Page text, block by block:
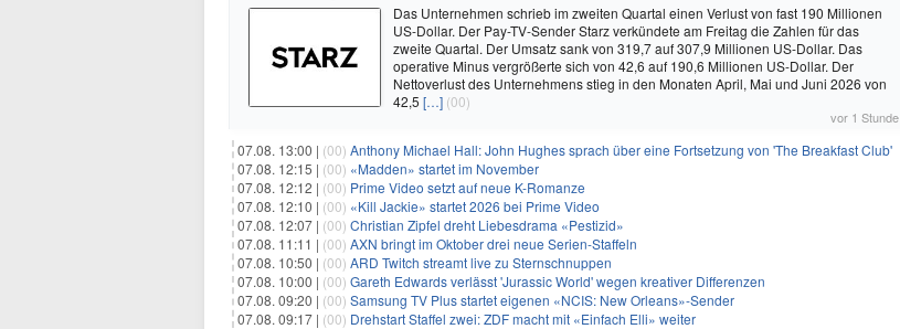
Das Unternehmen schrieb im zweiten Quartal einen Verlust von fast 190 Millionen
US-Dollar. Der Pay-TV-Sender Starz verkündete am Freitag die Zahlen für das
zweite Quartal. Der Umsatz sank von 319,7 auf 307,9 Millionen US-Dollar. Das
operative Minus vergrößerte sich von 42,6 auf 190,6 Millionen US-Dollar. Der
Nettoverlust des Unternehmens stieg in den Monaten April, Mai und Juni 2026 von
42,5 […] (00)
vor 1 Stunde
07.08. 13:00 | (00) Anthony Michael Hall: John Hughes sprach über eine Fortsetzung von 'The Breakfast Club'
07.08. 12:15 | (00) «Madden» startet im November
07.08. 12:12 | (00) Prime Video setzt auf neue K-Romanze
07.08. 12:10 | (00) «Kill Jackie» startet 2026 bei Prime Video
07.08. 12:07 | (00) Christian Zipfel dreht Liebesdrama «Pestizid»
07.08. 11:11 | (00) AXN bringt im Oktober drei neue Serien-Staffeln
07.08. 10:50 | (00) ARD Twitch streamt live zu Sternschnuppen
07.08. 10:00 | (00) Gareth Edwards verlässt 'Jurassic World' wegen kreativer Differenzen
07.08. 09:20 | (00) Samsung TV Plus startet eigenen «NCIS: New Orleans»-Sender
07.08. 09:17 | (00) Drehstart Staffel zwei: ZDF macht mit «Einfach Elli» weiter